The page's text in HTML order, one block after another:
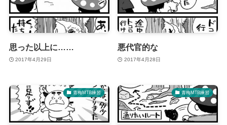
思った以上に……
2017年4月29日
悪代官的な
2017年4月28日
青梅MTB練習 青梅MTB練習